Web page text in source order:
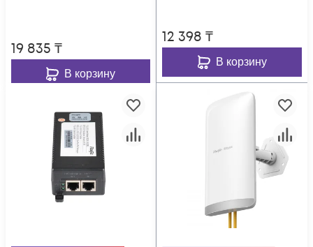
19 835 ₸
В корзину
12 398 ₸
В корзину